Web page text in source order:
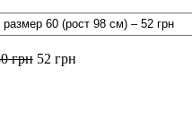
грн 52 грн